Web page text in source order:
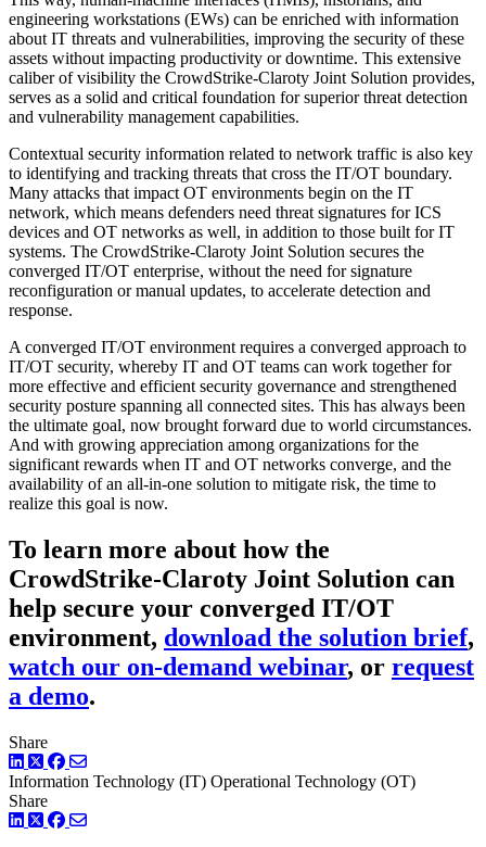
engineering workstations (EWs) can be enriched with information
about IT threats and vulnerabilities, improving the security of these
assets without impacting productivity or downtime. This extensive
caliber of visibility the CrowdStrike-Claroty Joint Solution provides,
serves as a solid and critical foundation for superior threat detection
and vulnerability management capabilities.
Contextual security information related to network traffic is also key
to identifying and tracking threats that cross the IT/OT boundary.
Many attacks that impact OT environments begin on the IT
network, which means defenders need threat signatures for ICS
devices and OT networks as well, in addition to those built for IT
systems. The CrowdStrike-Claroty Joint Solution secures the
converged IT/OT enterprise, without the need for signature
reconfiguration or manual updates, to accelerate detection and
response.
A converged IT/OT environment requires a converged approach to
IT/OT security, whereby IT and OT teams can work together for
more effective and efficient security governance and strengthened
security posture spanning all connected sites. This has always been
the ultimate goal, now brought forward due to world circumstances.
And with growing appreciation among organizations for the
significant rewards when IT and OT networks converge, and the
availability of an all-in-one solution to mitigate risk, the time to
realize this goal is now.
To learn more about how the
CrowdStrike-Claroty Joint Solution can
help secure your converged IT/OT
environment, download the solution brief,
watch our on-demand webinar, or request
a demo.
Share
LinkedIn
TwitterFacebook
Information Technology (IT) Operational Technology (OT)
Share
LinkedIn
TwitterFacebook